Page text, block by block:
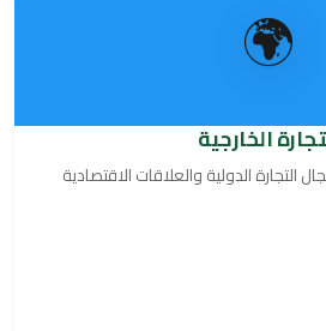
🌍
الخارجية
الدولية والعلاقات الاقتصادية